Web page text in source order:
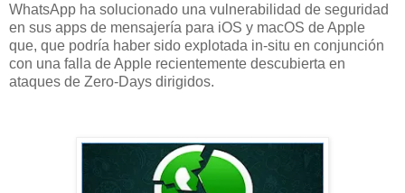
WhatsApp ha solucionado una vulnerabilidad de seguridad
en sus apps de mensajería para iOS y macOS de Apple
que, que podría haber sido explotada in-situ en conjunción
con una falla de Apple recientemente descubierta en
ataques de Zero-Days dirigidos.